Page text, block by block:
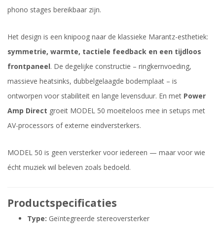
phono stages bereikbaar zijn.
Het design is een knipoog naar de klassieke Marantz-esthetiek:
symmetrie, warmte, tactiele feedback en een tijdloos
frontpaneel. De degelijke constructie – ringkernvoeding,
massieve heatsinks, dubbelgelaagde bodemplaat – is
ontworpen voor stabiliteit en lange levensduur. En met Power
Amp Direct groeit MODEL 50 moeiteloos mee in setups met
AV-processors of externe eindversterkers.
MODEL 50 is geen versterker voor iedereen — maar voor wie
écht muziek wil beleven zoals bedoeld.
Productspecificaties
Type: Geïntegreerde stereoversterker